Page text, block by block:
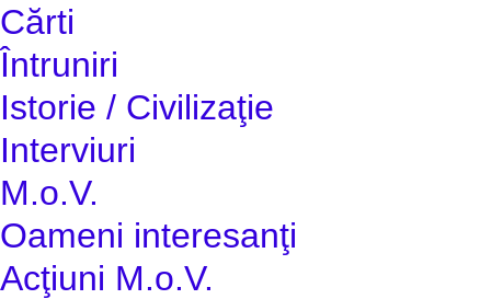
Cărti
Întruniri
Istorie / Civilizaţie
Interviuri
M.o.V.
Oameni interesanţi
Acţiuni M.o.V.